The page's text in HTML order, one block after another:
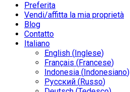
Preferita
Vendi/affitta la mia proprietà
Blog
Contatto
Italiano
English (Inglese)
Français (Francese)
Indonesia (Indonesiano)
Русский (Russo)